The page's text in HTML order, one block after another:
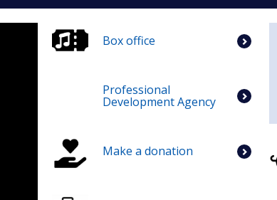
Box office
Professional
Development Agency
Make a donation